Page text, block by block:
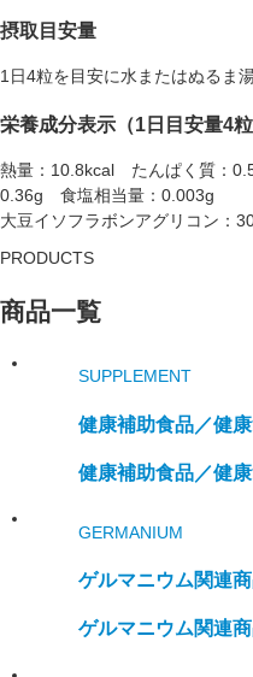
摂取目安量
1日4粒を目安に水またはぬるま
栄養成分表示（1日目安量4
熱量：10.8kcal たんぱく質：
0.36g 食塩相当量：0.003g
大豆イソフラボンアグリコン：
PRODUCTS
商品一覧
SUPPLEMENT
健康補助食品／健
健康補助食品／健
GERMANIUM
ゲルマニウム関連
ゲルマニウム関連